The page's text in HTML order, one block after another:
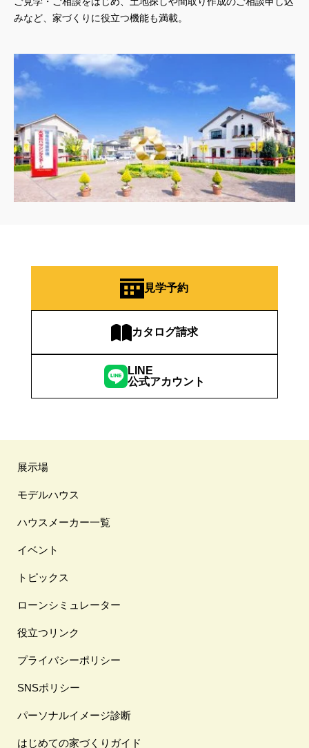
みなど、家づくりに役立つ機能も満載。
見学予約
カタログ請求
LINE
公式アカウント
展示場
モデルハウス
ハウスメーカー一覧
イベント
トピックス
ローンシミュレーター
役立つリンク
プライバシーポリシー
SNSポリシー
パーソナルイメージ診断
はじめての家づくりガイド